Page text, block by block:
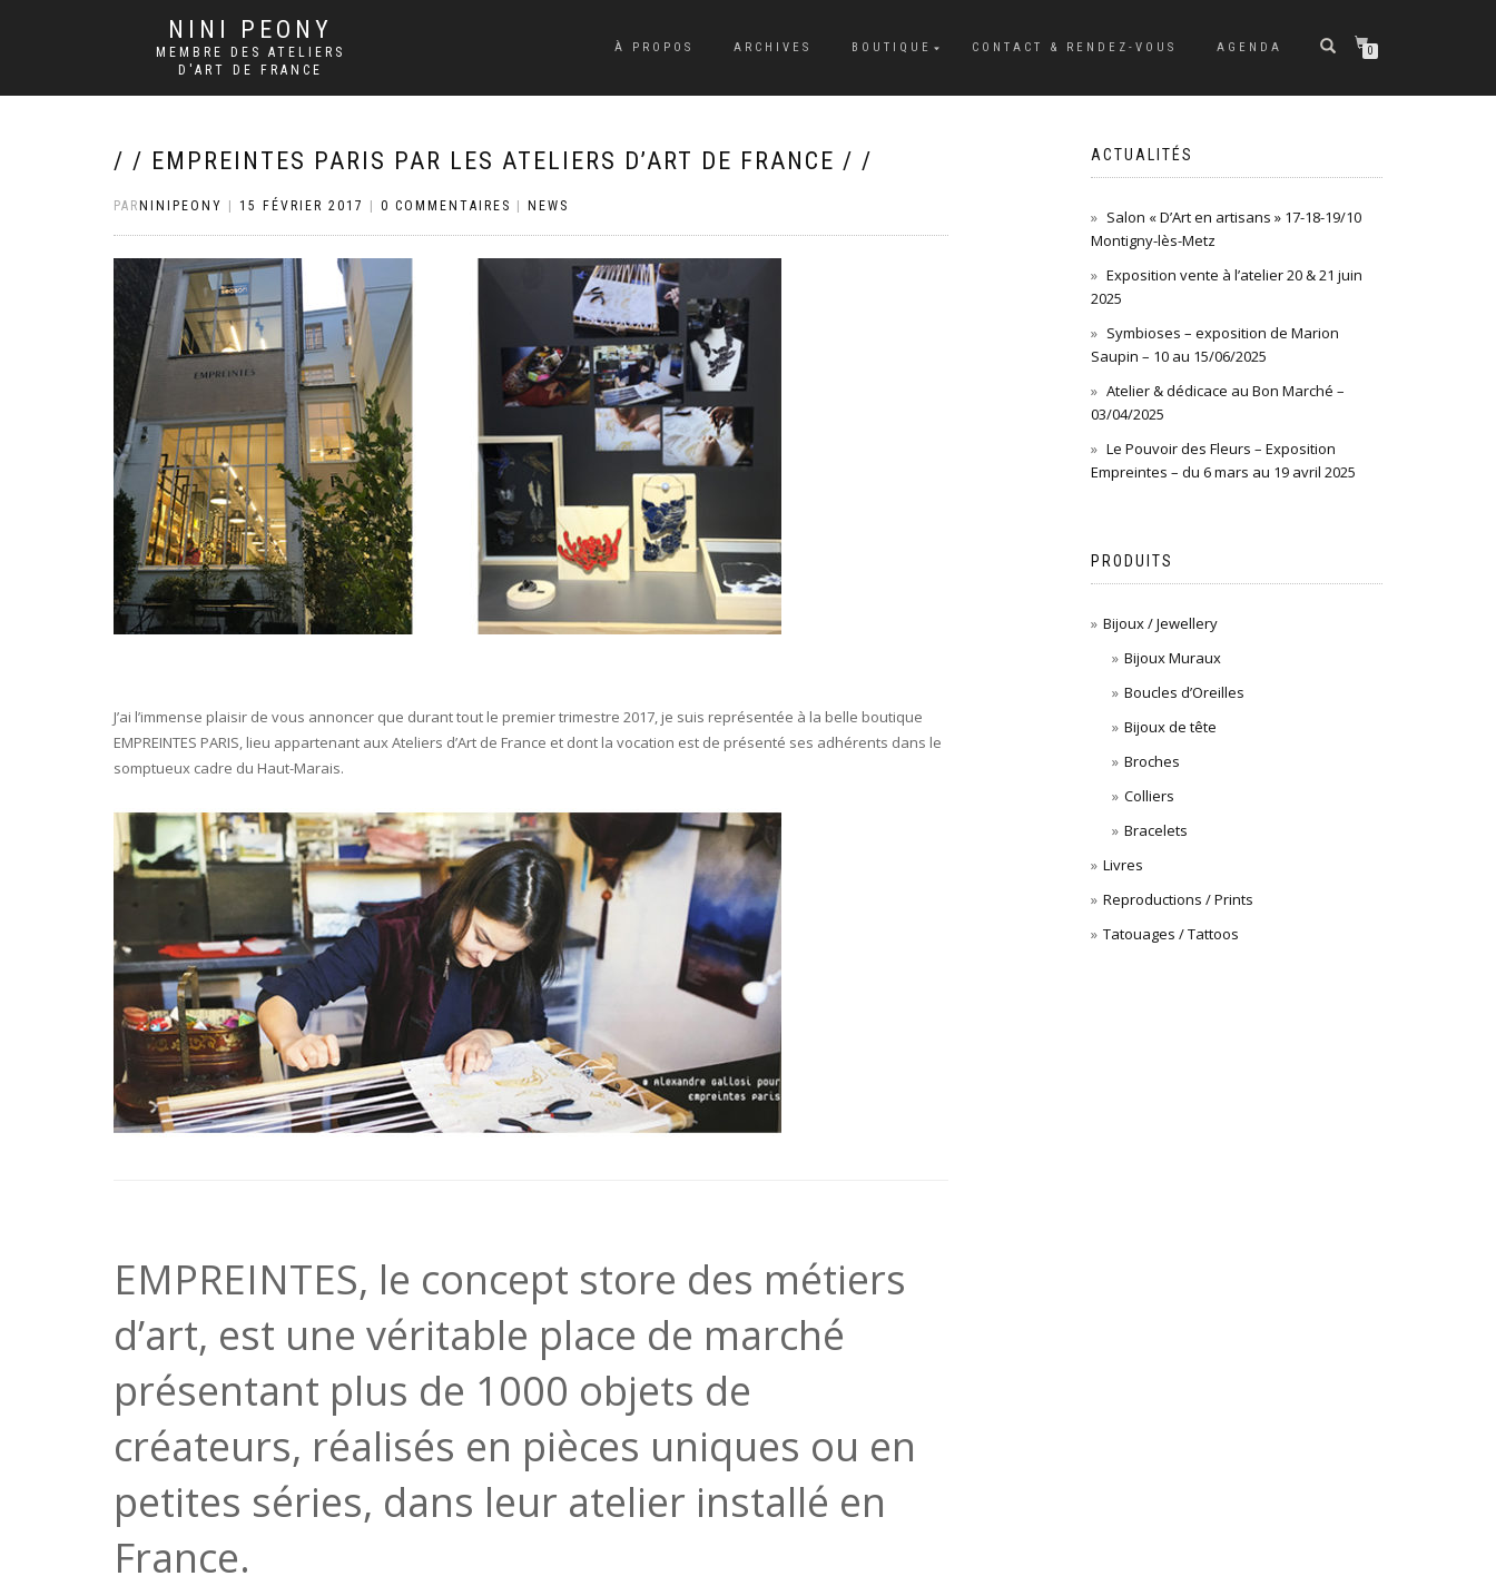
NINI PEONY
MEMBRE DES ATELIERS
D'ART DE FRANCE
À PROPOS ARCHIVES BOUTIQUE CONTACT & RENDEZ-VOUS AGENDA 0
/ / EMPREINTES PARIS PAR LES ATELIERS D’ART DE FRANCE / /
PAR NINIPEONY 15 FÉVRIER 2017 0 COMMENTAIRES NEWS
J’ai l’immense plaisir de vous annoncer que durant tout le premier trimestre 2017, je suis représentée à la belle boutique
EMPREINTES PARIS, lieu appartenant aux Ateliers d’Art de France et dont la vocation est de présenté ses adhérents dans le
somptueux cadre du Haut-Marais.
EMPREINTES, le concept store des métiers
d’art, est une véritable place de marché
présentant plus de 1000 objets de
créateurs, réalisés en pièces uniques ou en
petites séries, dans leur atelier installé en
France.
ACTUALITÉS
Salon « D’Art en artisans » 17-18-19/10
Montigny-lès-Metz
Exposition vente à l’atelier 20 & 21 juin
2025
Symbioses – exposition de Marion
Saupin – 10 au 15/06/2025
Atelier & dédicace au Bon Marché –
03/04/2025
Le Pouvoir des Fleurs – Exposition
Empreintes – du 6 mars au 19 avril 2025
PRODUITS
Bijoux / Jewellery
Bijoux Muraux
Boucles d’Oreilles
Bijoux de tête
Broches
Colliers
Bracelets
Livres
Reproductions / Prints
Tatouages / Tattoos